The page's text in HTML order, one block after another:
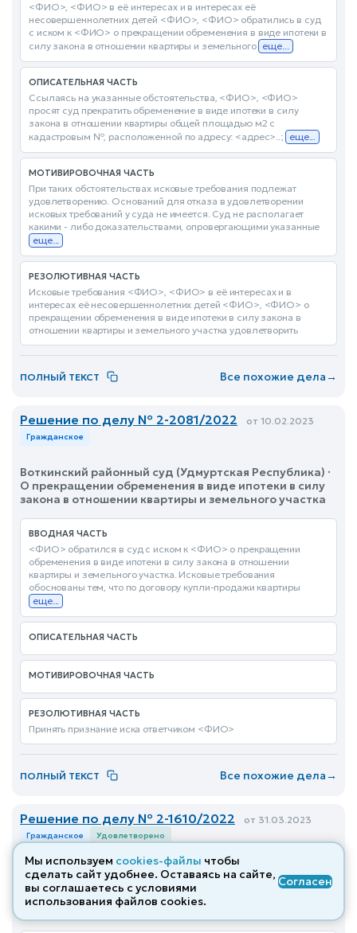
<ФИО>, <ФИО> в её интересах и в интересах её
несовершеннолетних детей <ФИО>, <ФИО> обратились в суд
с иском к <ФИО> о прекращении обременения в виде ипотеки в
силу закона в отношении квартиры и земельного еще...
ОПИСАТЕЛЬНАЯ ЧАСТЬ
Ссылаясь на указанные обстоятельства, <ФИО>, <ФИО>
просят суд прекратить обременение в виде ипотеки в силу
закона в отношении квартиры общей площадью м2 с
кадастровым №, расположенной по адресу: <адрес>..; еще...
МОТИВИРОВОЧНАЯ ЧАСТЬ
При таких обстоятельствах исковые требования подлежат
удовлетворению. Оснований для отказа в удовлетворении
исковых требований у суда не имеется. Суд не располагает
какими - либо доказательствами, опровергающими указанные
еще...
РЕЗОЛЮТИВНАЯ ЧАСТЬ
Исковые требования <ФИО>, <ФИО> в её интересах и в
интересах её несовершеннолетних детей <ФИО>, <ФИО> о
прекращении обременения в виде ипотеки в силу закона в
отношении квартиры и земельного участка удовлетворить
ПОЛНЫЙ ТЕКСТ Все похожие дела→
Решение по делу № 2-2081/2022 от 10.02.2023
Гражданское
Воткинский районный суд (Удмуртская Республика) ·
О прекращении обременения в виде ипотеки в силу
закона в отношении квартиры и земельного участка
ВВОДНАЯ ЧАСТЬ
<ФИО> обратился в суд с иском к <ФИО> о прекращении
обременения в виде ипотеки в силу закона в отношении
квартиры и земельного участка. Исковые требования
обоснованы тем, что по договору купли-продажи квартиры
еще...
ОПИСАТЕЛЬНАЯ ЧАСТЬ
МОТИВИРОВОЧНАЯ ЧАСТЬ
РЕЗОЛЮТИВНАЯ ЧАСТЬ
Принять признание иска ответчиком <ФИО>
ПОЛНЫЙ ТЕКСТ Все похожие дела→
Решение по делу № 2-1610/2022 от 31.03.2023
Гражданское Удовлетворено
Ленинградский районный суд (Краснодарский край) ·
О прекращении обременения виде ипотеки в силу
закона в отношении земельного участка с
расположенным на нем домовладением
Мы используем cookies-файлы чтобы
сделать сайт удобнее. Оставаясь на сайте,
вы соглашаетесь с условиями
использования файлов cооkies.
Согласен